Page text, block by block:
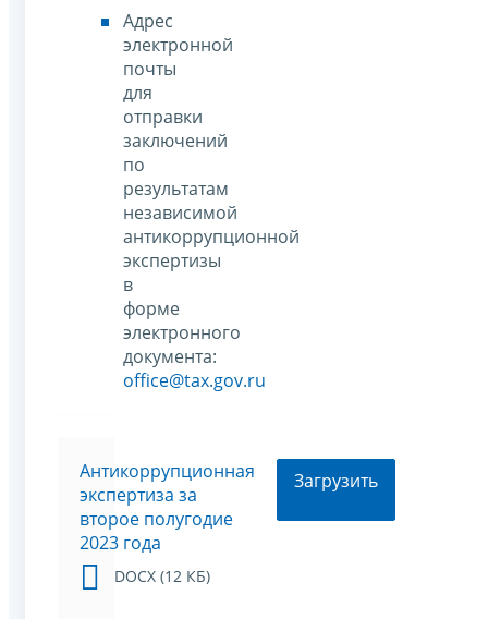
Адрес
электронной
почты
для
отправки
заключений
по
результатам
независимой
антикоррупционной
экспертизы
в
форме
электронного
документа:
office@tax.gov.ru
Антикоррупционная
экспертиза за
второе полугодие
2023 года
DOCX (12 КБ)
Загрузить